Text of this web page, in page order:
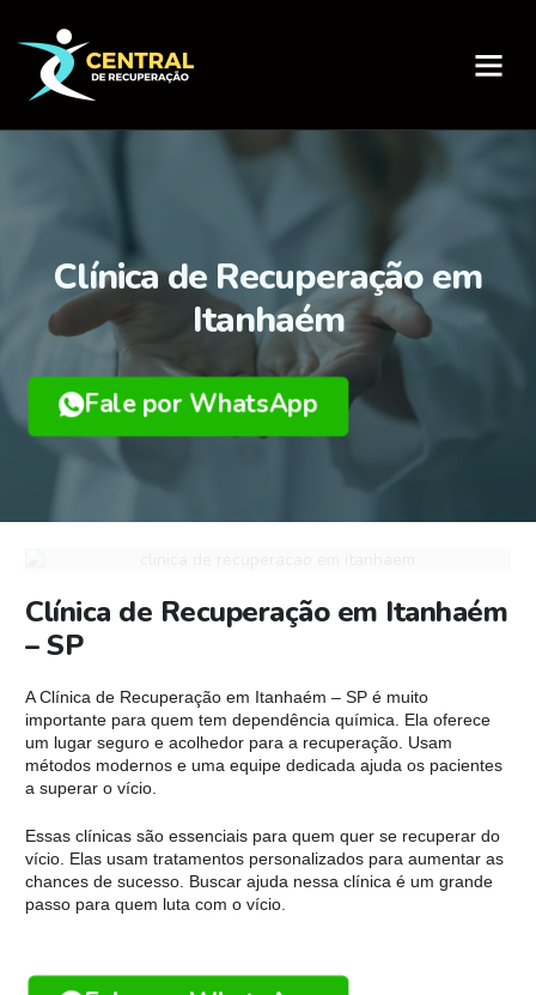
Clínica de Recuperação em
Itanhaém
Fale por WhatsApp
Clínica de Recuperação em Itanhaém
– SP
A Clínica de Recuperação em Itanhaém – SP é muito
importante para quem tem dependência química. Ela oferece
um lugar seguro e acolhedor para a recuperação. Usam
métodos modernos e uma equipe dedicada ajuda os pacientes
a superar o vício.
Essas clínicas são essenciais para quem quer se recuperar do
vício. Elas usam tratamentos personalizados para aumentar as
chances de sucesso. Buscar ajuda nessa clínica é um grande
passo para quem luta com o vício.